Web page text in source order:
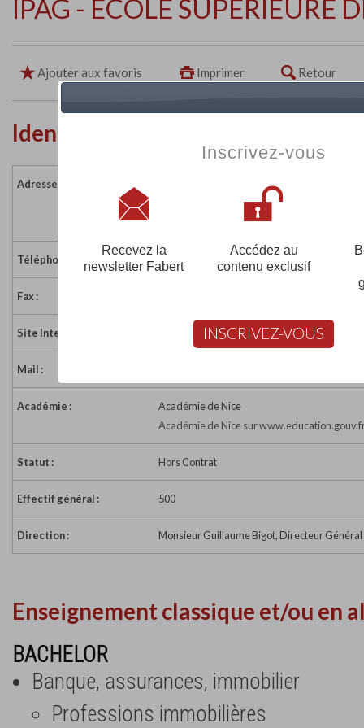
IPAG - ECOLE SUPERIEURE
Ajouter aux favoris Imprimer Retour
Identité de l'établissement
Adresse :
Téléphone : 04 93 13 39 00
Fax :
Site Internet : https://www.ipag.edu/
Mail :
Académie :
Académie de Nice
Académie de Nice sur
Statut : Hors Contrat
Effectif général : 500
Direction : Monsieur Guillaume Bigot, Directeur
Enseignement classique et/ou en
BACHELOR
Banque, assurances, immobilier
Professions immobilières
Inscrivez-vous
Recevez la
newsletter Fabert
Accédez au
contenu exclusif
INSCRIVEZ-VOUS